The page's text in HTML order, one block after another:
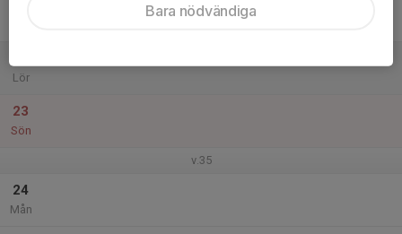
Lör
23
Sön
v.35
24
Mån
Bara nödvändiga